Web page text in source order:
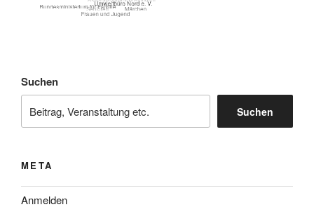
Suchen
Suchen
META
Anmelden